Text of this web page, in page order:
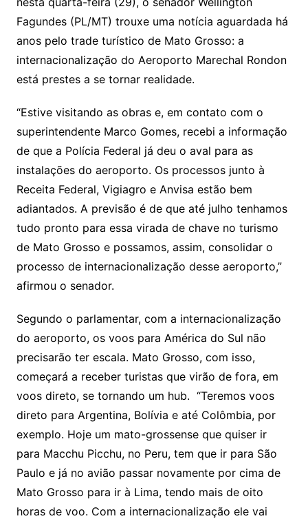
Li
n
k
A
p
p
a
m
dI
n
Cl
a
s
o
o
m
s
a
g
e
o
k.
c
o
p
e
o
o
M
ai
a
d
s
l
e
Fagundes (PL/MT) trouxe uma notícia aguardada há
anos pelo trade turístico de Mato Grosso: a
internacionalização do Aeroporto Marechal Rondon
está prestes a se tornar realidade.
“Estive visitando as obras e, em contato com o
superintendente Marco Gomes, recebi a informação
de que a Polícia Federal já deu o aval para as
instalações do aeroporto. Os processos junto à
Receita Federal, Vigiagro e Anvisa estão bem
adiantados. A previsão é de que até julho tenhamos
tudo pronto para essa virada de chave no turismo
de Mato Grosso e possamos, assim, consolidar o
processo de internacionalização desse aeroporto,”
afirmou o senador.
Segundo o parlamentar, com a internacionalização
do aeroporto, os voos para América do Sul não
precisarão ter escala. Mato Grosso, com isso,
começará a receber turistas que virão de fora, em
voos direto, se tornando um hub. “Teremos voos
direto para Argentina, Bolívia e até Colômbia, por
exemplo. Hoje um mato-grossense que quiser ir
para Macchu Picchu, no Peru, tem que ir para São
Paulo e já no avião passar novamente por cima de
Mato Grosso para ir à Lima, tendo mais de oito
horas de voo. Com a internacionalização ele vai